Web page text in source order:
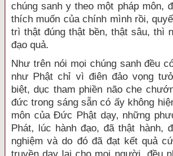
chúng sanh y theo một pháp môn,
thích muốn của chính mình rồi,
trì thật đúng thật bền, thật sâu, thì
đạo quả.
Như trên nói mọi chúng sanh đều
như Phật chỉ vì điên đảo vọng
biệt, dục tham phiền não che
đức trong sáng sẵn có ấy không
môn của Đức Phật dạy, những
Phát, lúc hành đạo, đã thật hành,
nghiệm và do đó đã đạt kết quả